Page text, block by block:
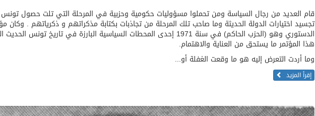
قام العديد من رجال السياسة ومن تحملوا مسؤوليات حكومية وحزبية في المرحلة التي تلت حصول
تجسيد اختيارات الدولة الحديثة وما صاحب تلك المرحلة من تجاذبات بكتابة مذكراتهم و ذكرياتهم . وكان
الدستوري وهو (الحزب الحاكم) في سنة 1971 إحدى المحطات السياسية البارزة في
هذا المؤتمر ما يستحق من العناية والاهتمام.
وما أردت التعرض إليه هو ما وقعت الغفلة أو...
إقرأ المزيد